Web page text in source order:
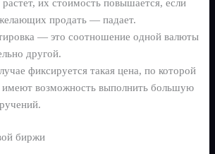
растет, их стоимость повышается, если
продать — падает.
— это соотношение одной валюты
другой.
фиксируется такая цена, по которой
имеют возможность выполнить большую
биржи